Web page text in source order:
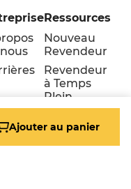
Ajouter au panier
Ressources
Nouveau
Revendeur
Revendeur
à Temps
Plein